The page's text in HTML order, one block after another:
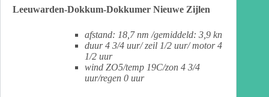
Leeuwarden-Dokkum-Dokkumer Nieuwe Zijlen
afstand: 18,7 nm /gemiddeld: 3,9 kn
duur 4 3/4 uur/ zeil 1/2 uur/ motor 4
1/2 uur
wind ZO5/temp 19C/zon 4 3/4
uur/regen 0 uur